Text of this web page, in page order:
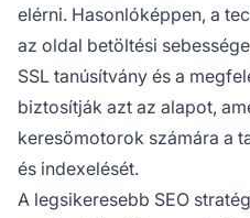
elérni. Hasonlóképpen, a
az oldal betöltési
SSL tanúsítvány és a
biztosítják azt az alapot,
keresőmotorok számára a
és indexelését.
A legsikeresebb SEO